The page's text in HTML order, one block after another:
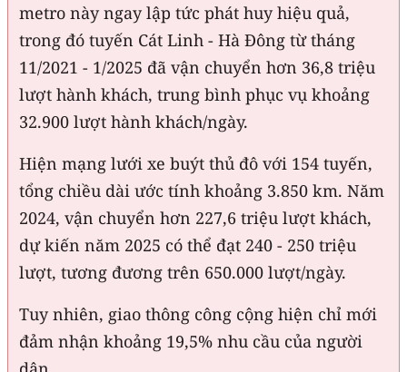
metro này ngay lập tức phát huy hiệu quả,
trong đó tuyến Cát Linh - Hà Đông từ tháng
11/2021 - 1/2025 đã vận chuyển hơn 36,8 triệu
lượt hành khách, trung bình phục vụ khoảng
32.900 lượt hành khách/ngày.
Hiện mạng lưới xe buýt thủ đô với 154 tuyến,
tổng chiều dài ước tính khoảng 3.850 km. Năm
2024, vận chuyển hơn 227,6 triệu lượt khách,
dự kiến năm 2025 có thể đạt 240 - 250 triệu
lượt, tương đương trên 650.000 lượt/ngày.
Tuy nhiên, giao thông công cộng hiện chỉ mới
đảm nhận khoảng 19,5% nhu cầu của người